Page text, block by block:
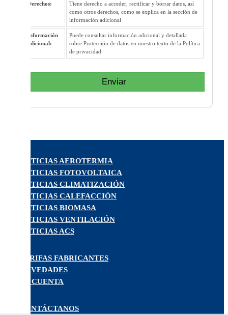
Derechos:
Tiene derecho a acceder, rectificar y borrar datos, así
como otros derechos, como se explica en la sección de
información adicional
Información
adicional:
Puede consultar información adicional y detallada
sobre Protección de datos en nuestro texto de la Política
de privacidad
Enviar
NOTICIAS AEROTERMIA
NOTICIAS FOTOVOLTAICA
NOTICIAS CLIMATIZACIÓN
NOTICIAS CALEFACCIÓN
NOTICIAS BIOMASA
NOTICIAS VENTILACIÓN
NOTICIAS ACS
TARIFAS FABRICANTES
NOVEDADES
MI CUENTA
CONTÁCTANOS